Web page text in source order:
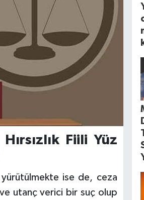
Fiili Yüz
yürütülmekte ise de, ceza
ve utanç verici bir suç olup